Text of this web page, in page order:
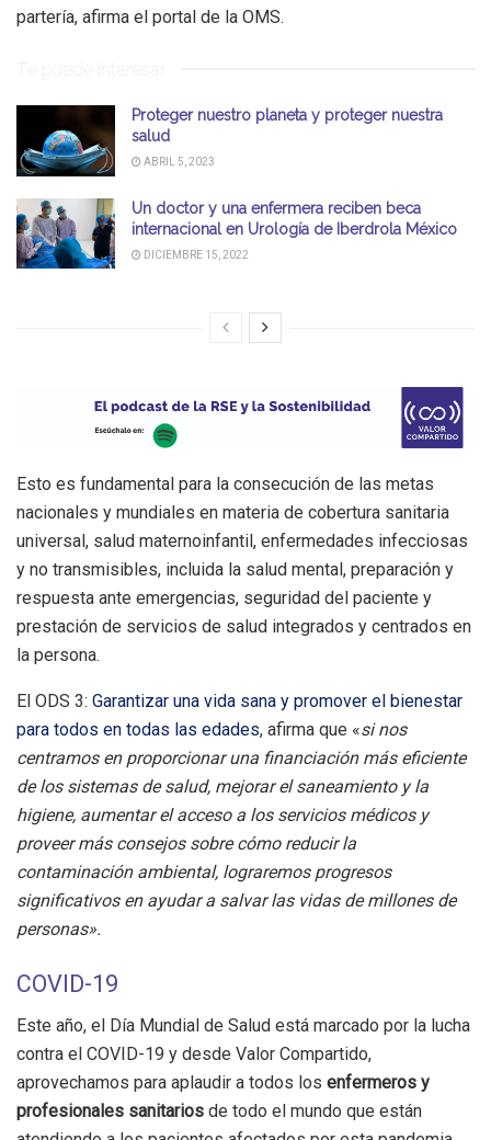
partería, afirma el portal de la OMS.
Te puede interesar
Proteger nuestro planeta y proteger nuestra
salud
ABRIL 5, 2023
Un doctor y una enfermera reciben beca
internacional en Urología de Iberdrola México
DICIEMBRE 15, 2022
Esto es fundamental para la consecución de las metas
nacionales y mundiales en materia de cobertura sanitaria
universal, salud maternoinfantil, enfermedades infecciosas
y no transmisibles, incluida la salud mental, preparación y
respuesta ante emergencias, seguridad del paciente y
prestación de servicios de salud integrados y centrados en
la persona.
El ODS 3: Garantizar una vida sana y promover el bienestar
para todos en todas las edades, afirma que «si nos
centramos en proporcionar una financiación más eficiente
de los sistemas de salud, mejorar el saneamiento y la
higiene, aumentar el acceso a los servicios médicos y
proveer más consejos sobre cómo reducir la
contaminación ambiental, lograremos progresos
significativos en ayudar a salvar las vidas de millones de
personas».
COVID-19
Este año, el Día Mundial de Salud está marcado por la lucha
contra el COVID-19 y desde Valor Compartido,
aprovechamos para aplaudir a todos los enfermeros y
profesionales sanitarios de todo el mundo que están